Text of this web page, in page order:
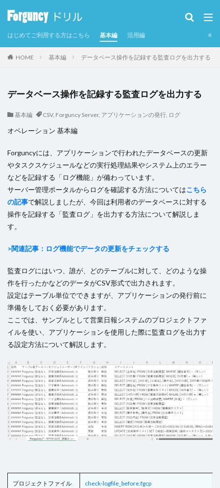
はじめてご利用する方はこちら 基本編 活用編
HOME 基本編 データベース操作を記録する監査ログを出力する
データベース操作を記録する監査ログを出力する
基本編 CSV, Forguncy Server, アプリケーションの発行, ログ
オペレーション 基本編
Forguncyには、アプリケーションで行われたデータベースの更新
やタスクスケジュールなどの実行処理結果やシステム上のエラー
などを記録する「ログ機能」が備わっています。
サーバー管理ポータルからログを確認する方法についてはこちら
の記事で解説しましたが、今回は利用者のデータベースに対する
操作を記録する「監査ログ」を出力する方法について解説しま
す。
>関連記事：ログ機能でデータの更新をチェックする
監査ログにはいつ、誰が、どのテーブルに対して、どのような操
作を行ったかなどのデータがCSV形式で出力されます。
設定はテーブル単位でできますが、アプリケーションの発行前に
準備をしておく必要があります。
ここでは、サンプルとして営業日報システムのプロジェクトファ
イルを使い、アプリケーションを使用した際に監査ログを出力す
る設定方法について解説します。
プロジェクトファイル
check-logfile_before.fgcp
タグ
GoogleMap
Odata PDF
SmoothPrint
UI部品
アイコン
アプリケーションの発行
インラインフレームタブ
クエリー
クエリー条件
クラウドストレージ
クラウドストレージファイルの取得
クラウドストレージファイルへのアップロード
グラフ
グラフのクリックイベント
コマンド
コマンドの強制終了
コマンドの複製
サーバーサイド処理
スクロール
セルの書式設定
セルの自動結合
セルの表示/非表示
セルプロパティの設定
チェックボックス
チェックボックスグループ
データセット
データの入力規則
テーブル
テーブルデータの更新
テーブルの関連付け
テキストファイルからテーブルを作成
トランザクション
ドリルダウン
ハイパーリンク
パラメーター
ピボットテーブル
ビュー
ファイル名の変更
ファイル操作
フォルダー上のファイル取得
プレースホルダー
ページナビゲーション
ページロード時のコマンド
ページロード時の取得レコード数
ページ遷移
ラジオボタン
ラベル
リストビュー